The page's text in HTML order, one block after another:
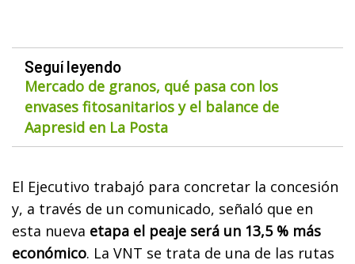
Seguí leyendo
Mercado de granos, qué pasa con los
envases fitosanitarios y el balance de
Aapresid en La Posta
El Ejecutivo trabajó para concretar la concesión
y, a través de un comunicado, señaló que en
esta nueva etapa el peaje será un 13,5 % más
económico. La VNT se trata de una de las rutas